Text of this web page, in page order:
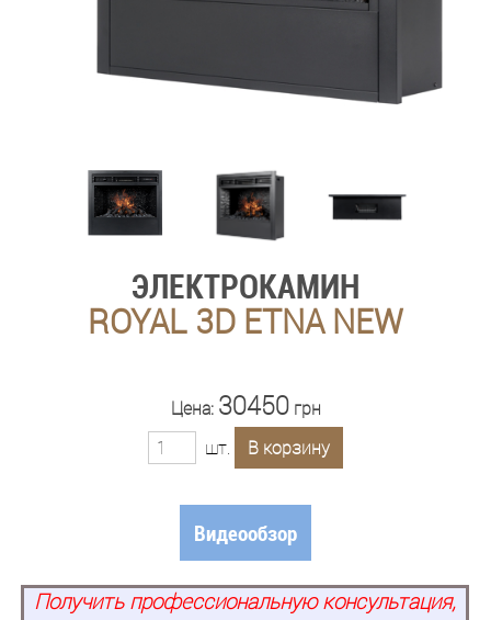
ЭЛЕКТРОКАМИН
ROYAL 3D ETNA NEW
Цена: 30450грн
шт.
В корзину
Видеообзор
Получить профессиональную консультация,